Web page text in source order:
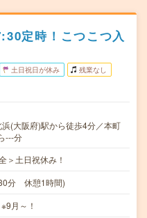
定時！こつこつ入
土日祝日が休み 残業なし
(大阪府)駅から徒歩4分／本町
---分
土日祝休み！
分 休憩1時間)
月～！